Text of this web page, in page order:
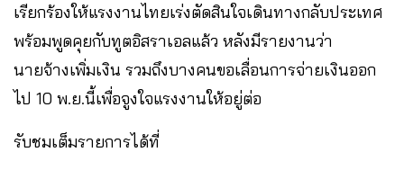
เรียกร้องให้แรงงานไทยเร่งตัดสินใจเดินทางกลับประเทศ
พร้อมพูดคุยกับทูตอิสราเอลแล้ว หลังมีรายงานว่า
นายจ้างเพิ่มเงิน รวมถึงบางคนขอเลื่อนการจ่ายเงินออก
ไป 10 พ.ย.นี้เพื่อจูงใจแรงงานให้อยู่ต่อ
รับชมเต็มรายการได้ที่